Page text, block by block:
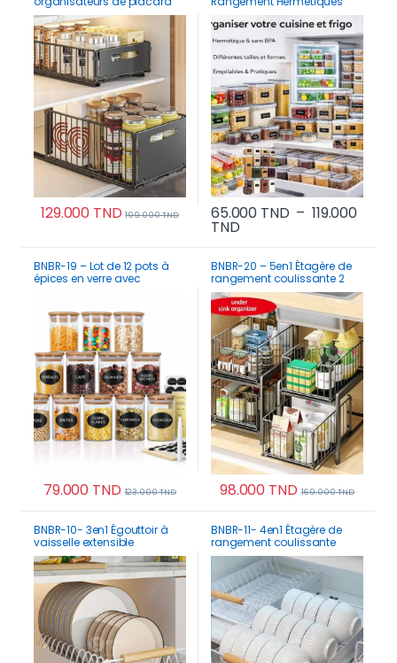
coulissants pliable
129.000 TND 199.000TND
Multi Tailles Pour Maison et
Cuisine Organisation
Parfaite
65.000 TND – 119.000
TNDPlage de prix : 65.000
BNBR-19 – Lot de 12 pots à
épices en verre avec
79.000 TND 123.000TND
BNBR-20 – 5en1 Étagère de
rangement coulissante 2
Niveaux acier inoxydable
98.000 TND 169.000TND
BNBR-10- 3en1 Égouttoir à
vaisselle extensible
séparateurs réglables tiroir
coulissant (2 niveaux)
BNBR-11- 4en1 Étagère de
rangement coulissante
acier inoxydable panier
support vaisselle (2
couches)